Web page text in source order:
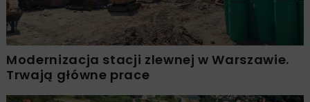
Modernizacja stacji zlewnej w Warszawie.
Trwają główne prace